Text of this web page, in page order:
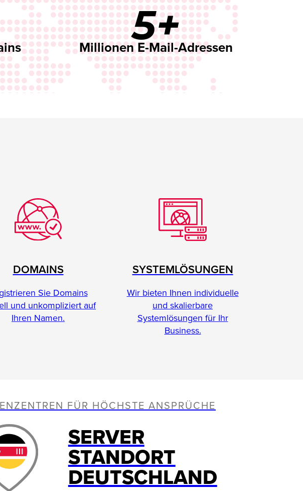
5+
Millionen E-Mail-Adressen
DOMAINS
Sie Domains
und unkompliziert auf
Ihren Namen.
SYSTEMLÖSUNGEN
Wir bieten Ihnen individuelle
und skalierbare
Systemlösungen für Ihr
Business.
FÜR HÖCHSTE ANSPRÜCHE
SERVER
STANDORT
DEUTSCHLAND